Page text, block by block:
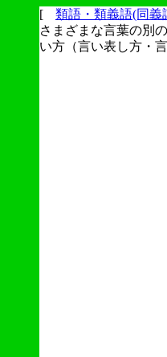
[ 類語・類義語(同義
さまざまな言葉の別
い方（言い表し方・